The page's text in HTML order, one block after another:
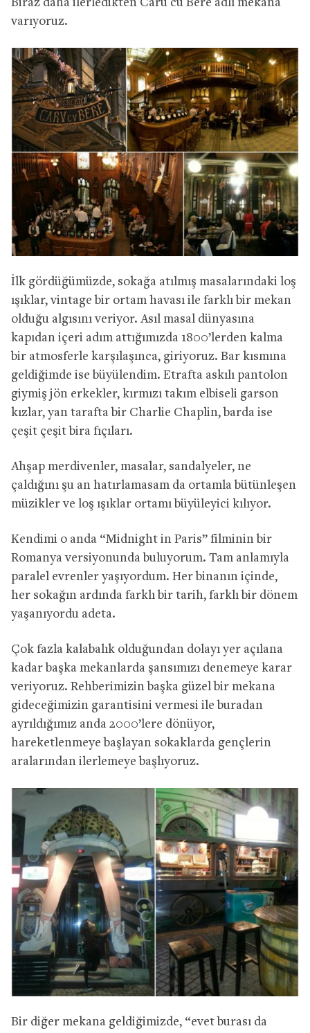
Biraz daha ilerledikten Caru cu Bere adlı mekana
varıyoruz.
İlk gördüğümüzde, sokağa atılmış masalarındaki loş
ışıklar, vintage bir ortam havası ile farklı bir mekan
olduğu algısını veriyor. Asıl masal dünyasına
kapıdan içeri adım attığımızda 1800’lerden kalma
bir atmosferle karşılaşınca, giriyoruz. Bar kısmına
geldiğimde ise büyülendim. Etrafta askılı pantolon
giymiş jön erkekler, kırmızı takım elbiseli garson
kızlar, yan tarafta bir Charlie Chaplin, barda ise
çeşit çeşit bira fıçıları.
Ahşap merdivenler, masalar, sandalyeler, ne
çaldığını şu an hatırlamasam da ortamla bütünleşen
müzikler ve loş ışıklar ortamı büyüleyici kılıyor.
Kendimi o anda “Midnight in Paris” filminin bir
Romanya versiyonunda buluyorum. Tam anlamıyla
paralel evrenler yaşıyordum. Her binanın içinde,
her sokağın ardında farklı bir tarih, farklı bir dönem
yaşanıyordu adeta.
Çok fazla kalabalık olduğundan dolayı yer açılana
kadar başka mekanlarda şansımızı denemeye karar
veriyoruz. Rehberimizin başka güzel bir mekana
gideceğimizin garantisini vermesi ile buradan
ayrıldığımız anda 2000’lere dönüyor,
hareketlenmeye başlayan sokaklarda gençlerin
aralarından ilerlemeye başlıyoruz.
Bir diğer mekana geldiğimizde, “evet burası da